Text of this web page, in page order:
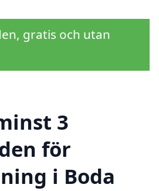
gratis och utan
3
för
i Boda